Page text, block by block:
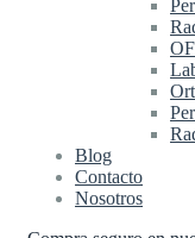
Blog
Contacto
Nosotros